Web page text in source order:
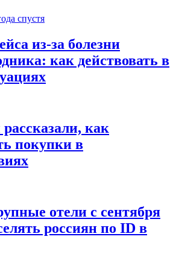
спустя
из-за болезни
как действовать в
как
покупки в
отели с сентября
россиян по ID в